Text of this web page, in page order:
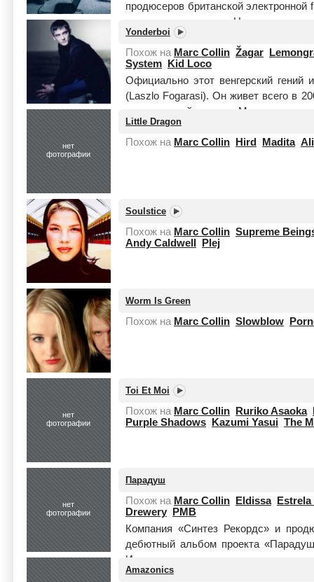
продюсеров британской
не исчерпывается — Нитин еще и
Читать целиком
Yonderboi
Похож на Marc Collin Žagar
System
Kid Loco
Официально этот венгерский
(Laszlo Fogarasi). Он живет всего в
до маленькой деревни Мернье,
на...Читать целиком
нет
фотографии
Little Dragon
Похож на Marc Collin Hird Madita
Soulstice
Похож на Marc Collin Supreme
Andy Caldwell
Plej
Worm Is Green
Похож на Marc Collin Slowblow
нет
фотографии
Toi Et Moi
Похож на Marc Collin Ruriko Asaoka
Purple Shadows
Kazumi Yasui The
нет
фотографии
Парадуш
Похож на Marc Collin Eldissa
Drewery
PMB
Компания «Синтез Рекордс» и
дебютный альбом проекта
Идея создания проекта принадлежит
Amazonics